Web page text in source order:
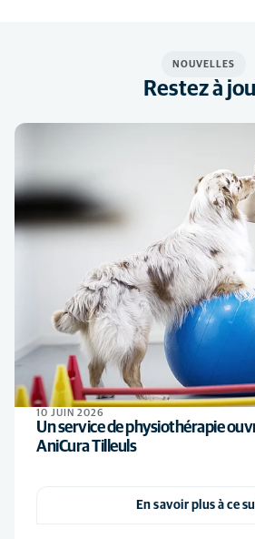
NOUVELLES
Restez à
10 JUIN 2026
Un service de physiothérapie
AniCura Tilleuls
En savoir plus à ce